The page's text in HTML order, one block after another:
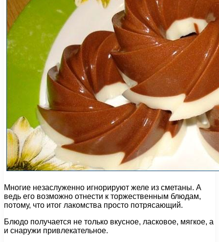
Многие незаслуженно игнорируют желе из сметаны. А
ведь его возможно отнести к торжественным блюдам,
потому, что итог лакомства просто потрясающий.
Блюдо получается не только вкусное, ласковое, мягкое, а
и снаружи привлекательное.